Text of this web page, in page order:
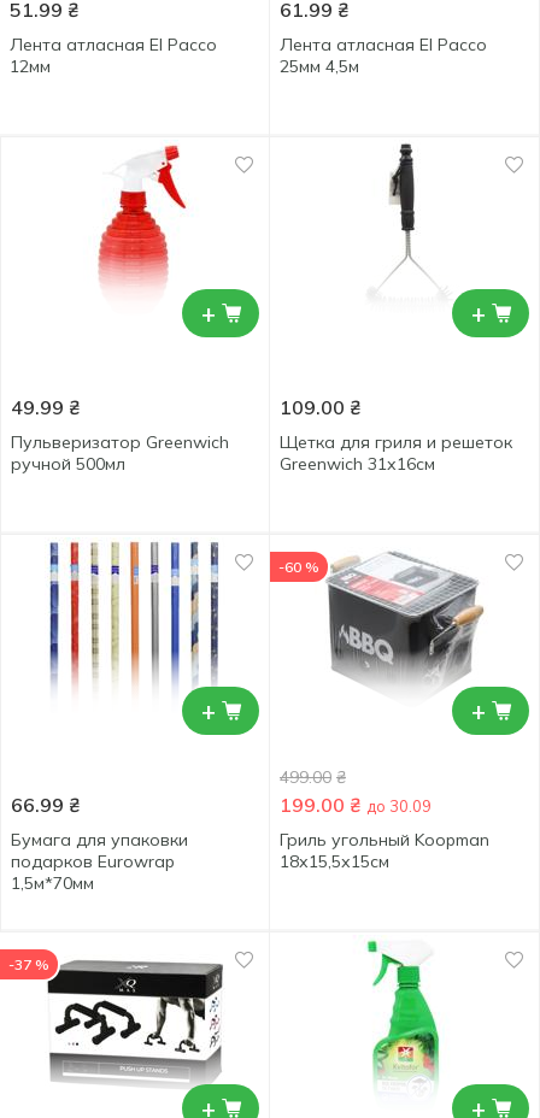
51.99 ₴
Лента атласная El Pacco
12мм
61.99 ₴
Лента атласная El Pacco
25мм 4,5м
+
49.99 ₴
Пульверизатор Greenwich
ручной 500мл
+
109.00 ₴
Щетка для гриля и решеток
Greenwich 31х16см
+
66.99 ₴
Бумага для упаковки
подарков Eurowrap
1,5м*70мм
+
-60 %
499.00 ₴
199.00 ₴ до 30.09
Гриль угольный Koopman
18х15,5х15см
+
-37 %
+